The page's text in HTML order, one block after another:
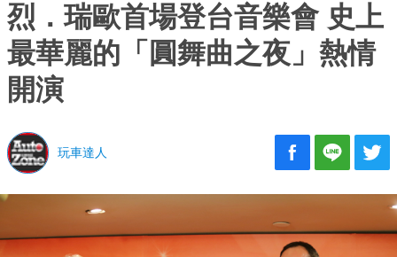
烈．瑞歐首場登台音樂會 史上
最華麗的「圓舞曲之夜」熱情
開演
玩車達人